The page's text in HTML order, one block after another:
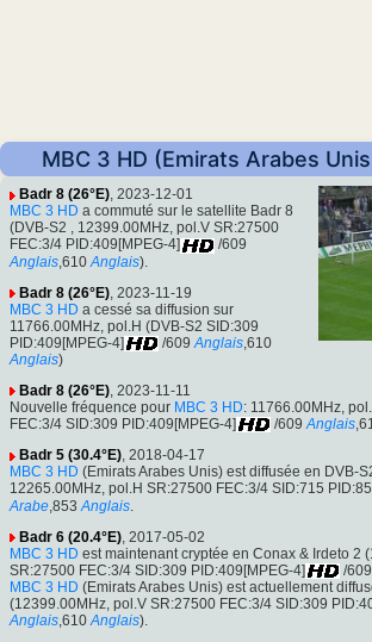
MBC 3 HD (Emirats Arabes
Badr 8 (26°E), 2023-12-01
MBC 3 HD a commuté sur le satellite Badr 8
(DVB-S2 , 12399.00MHz, pol.V SR:27500
FEC:3/4 PID:409[MPEG-4]
/609
Anglais ,610 Anglais).
Badr 8 (26°E) , 2023-11-19
MBC 3 HD a cessé sa diffusion sur
11766.00MHz, pol.H (DVB-S2 SID:309
PID:409[MPEG-4]
/609 Anglais ,610
Anglais)
Badr 8 (26°E), 2023-11-11
Nouvelle fréquence pour MBC 3 HD: 11766.00MHz,
FEC:3/4 SID:309 PID:409[MPEG-4]
/609 Anglais
Badr 5 (30.4°E), 2018-04-17
MBC 3 HD (Emirats Arabes Unis) est diffusée en DVB-
12265.00MHz, pol.H SR:27500 FEC:3/4 SID:715
Arabe ,853 Anglais
Badr 6 (20.4°E) , 2017-05-02
MBC 3 HD est maintenant cryptée en Conax & Irdeto 2
SR:27500 FEC:3/4 SID:309 PID:409[MPEG-4]
/609
MBC 3 HD (Emirats Arabes Unis) est actuellement
(12399.00MHz, pol.V SR:27500 FEC:3/4 SID:309
Anglais,610 Anglais).